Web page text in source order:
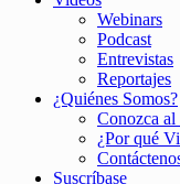
Webinars
Podcast
Entrevistas
Reportajes
¿Quiénes Somos?
Conozca
¿Por qué
Suscríbase